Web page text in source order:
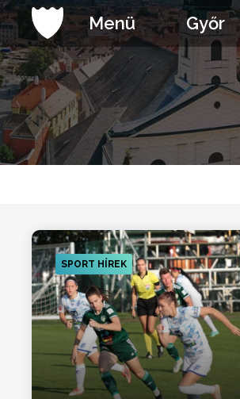
Ugrás
a
tartalomhoz
Menü Győr
SPORT HÍREK